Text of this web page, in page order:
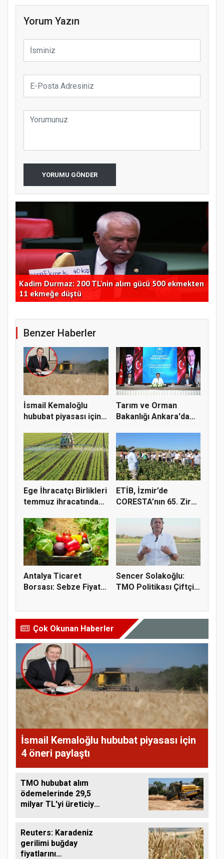
Yorum Yazın
YORUMU GÖNDER
Bakan Yumaklı: Temmuzda 107 bin gıda denetimi
yapıldı
Benzer Haberler
İsmail Kemaloğlu
hububat piyasası için 4
Tarım ve Orman
Bakanlığı Ankara'da
Ege İhracatçı Birlikleri
temmuz ihracatında
ETİB, İzmir’de
CORESTA’nın 65. Zirai
Antalya Ticaret
Borsası: Sebze Fiyat
Sencer Solakoğlu:
TMO Politikası Çiftçiyi
Çok Okunan Haberler
İsmail Kemaloğlu hububat piyasası için
4 öneri paylaştı
TMO hububat alım
ödemelerinde 29,5
milyar TL'yi üreticiye
Reuters: Karadeniz
gerilimi buğday
fiyatlarını